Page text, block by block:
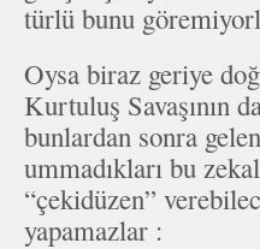
türlü bunu
Oysa biraz geriye
Kurtuluş Savaşının
bunlardan sonra
ummadıkları bu
“çekidüzen”
yapamazlar :